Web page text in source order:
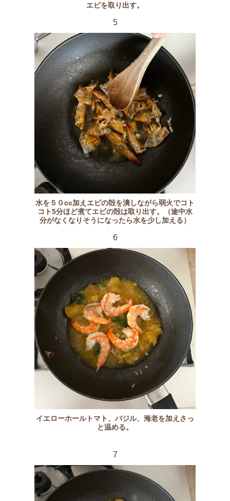
エビを取り出す。
5
水を５０cc加えエビの殻を潰しながら弱火でコト
コト5分ほど煮てエビの殻は取り出す。（途中水
分がなくなりそうになったら水を少し加える）
6
イエローホールトマト、バジル、海老を加えさっ
と温める。
7